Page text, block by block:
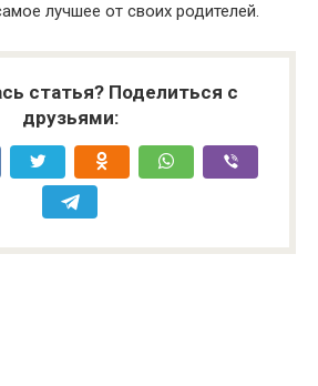
лучшее от своих родителей.
статья? Поделиться с
друзьями: